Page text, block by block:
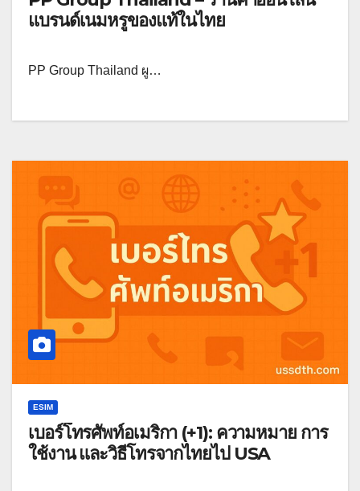
แบรนด์เนมหรูของแท้ในไทย
PP Group Thailand ผู…
ESIM
เบอร์โทรศัพท์อเมริกา (+1): ความหมาย การ
ใช้งาน และวิธีโทรจากไทยไป USA